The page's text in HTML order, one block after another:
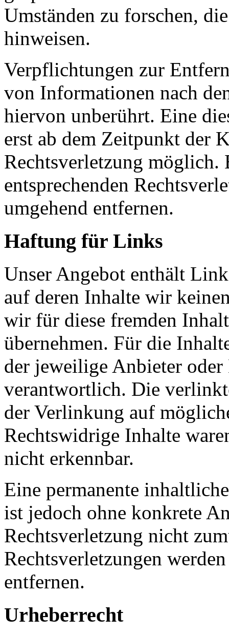
Umständen zu forschen,
hinweisen.
Verpflichtungen zur
von Informationen nach
hiervon unberührt. Eine
erst ab dem Zeitpunkt der
Rechtsverletzung möglich.
entsprechenden
umgehend entfernen.
Haftung für Links
Unser Angebot enthält
auf deren Inhalte wir
wir für diese fremden
übernehmen. Für die
der jeweilige Anbieter oder
verantwortlich. Die
der Verlinkung auf
Rechtswidrige Inhalte
nicht erkennbar.
Eine permanente
ist jedoch ohne konkrete
Rechtsverletzung nicht
Rechtsverletzungen
entfernen.
Urheberrecht